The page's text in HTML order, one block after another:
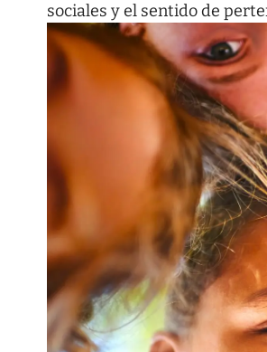
sociales y el sentido de